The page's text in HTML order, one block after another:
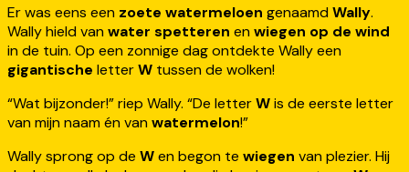
Er was eens een zoete watermeloen genaamdWally.
Wally hield vanwater spetteren enwiegen op de wind
in de tuin. Op een zonnige dag ontdekte Wally een
gigantische letterW tussen de wolken!
“Wat bijzonder!” riep Wally. “De letterWis de eerste letter
van mijn naam én vanwatermelon!”
Wally sprong op de Wen begon te wiegen van plezier. Hij